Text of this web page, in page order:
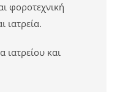
φοροτεχνική
ιατρεία.
ιατρείου και